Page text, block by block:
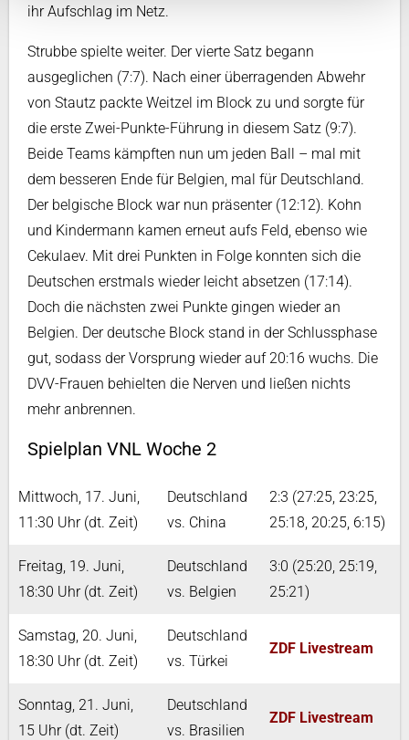
ihr Aufschlag im Netz.
Strubbe spielte weiter. Der vierte Satz begann
ausgeglichen (7:7). Nach einer überragenden Abwehr
von Stautz packte Weitzel im Block zu und sorgte für
die erste Zwei-Punkte-Führung in diesem Satz (9:7).
Beide Teams kämpften nun um jeden Ball – mal mit
dem besseren Ende für Belgien, mal für Deutschland.
Der belgische Block war nun präsenter (12:12). Kohn
und Kindermann kamen erneut aufs Feld, ebenso wie
Cekulaev. Mit drei Punkten in Folge konnten sich die
Deutschen erstmals wieder leicht absetzen (17:14).
Doch die nächsten zwei Punkte gingen wieder an
Belgien. Der deutsche Block stand in der Schlussphase
gut, sodass der Vorsprung wieder auf 20:16 wuchs. Die
DVV-Frauen behielten die Nerven und ließen nichts
mehr anbrennen.
Spielplan VNL Woche 2
Mittwoch, 17. Juni,
11:30 Uhr (dt. Zeit)
Deutschland
vs. China
2:3 (27:25, 23:25,
25:18, 20:25, 6:15)
Freitag, 19. Juni,
18:30 Uhr (dt. Zeit)
Deutschland
vs. Belgien
3:0 (25:20, 25:19,
25:21)
Samstag, 20. Juni,
18:30 Uhr (dt. Zeit)
Deutschland
vs. Türkei
ZDF Livestream
Sonntag, 21. Juni,
15 Uhr (dt. Zeit)
Deutschland
vs. Brasilien
ZDF Livestream